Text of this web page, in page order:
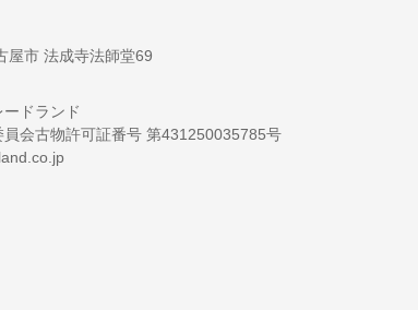
屋市 法成寺法師堂69
ドランド
員会古物許可証番号 第431250035785号